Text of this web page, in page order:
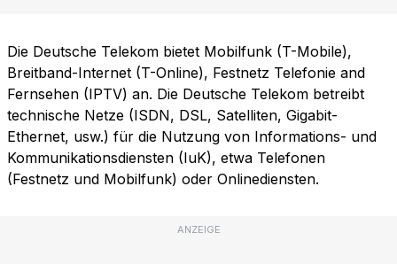
Die Deutsche Telekom bietet Mobilfunk (T-Mobile),
Breitband-Internet (T-Online), Festnetz Telefonie and
Fernsehen (IPTV) an. Die Deutsche Telekom betreibt
technische Netze (ISDN, DSL, Satelliten, Gigabit-
Ethernet, usw.) für die Nutzung von Informations- und
Kommunikationsdiensten (IuK), etwa Telefonen
(Festnetz und Mobilfunk) oder Onlinediensten.
ANZEIGE